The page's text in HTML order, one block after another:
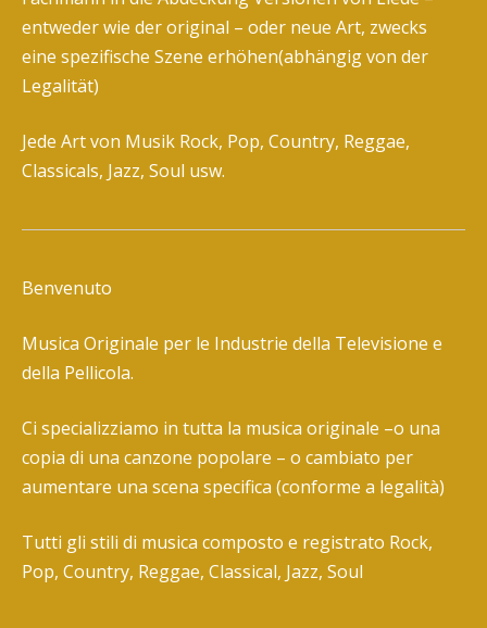
entweder wie der original – oder neue Art, zwecks
eine spezifische Szene erhöhen(abhängig von der
Legalität)
Jede Art von Musik Rock, Pop, Country, Reggae,
Classicals, Jazz, Soul usw.
Benvenuto
Musica Originale per le Industrie della Televisione e
della Pellicola.
Ci specializziamo in tutta la musica originale –o una
copia di una canzone popolare – o cambiato per
aumentare una scena specifica (conforme a legalità)
Tutti gli stili di musica composto e registrato Rock,
Pop, Country, Reggae, Classical, Jazz, Soul